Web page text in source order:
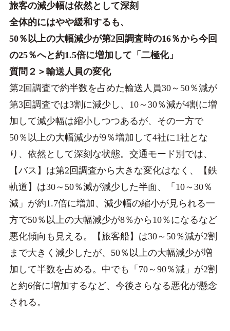
旅客の減少幅は依然として深刻
全体的にはやや緩和するも、
50％以上の大幅減少が第2回調査時の16％から今回
の25％へと約1.5倍に増加して「二極化」
質問２＞輸送人員の変化
第2回調査で約半数を占めた輸送人員30～50％減が
第3回調査では3割に減少し、10～30％減が4割に増
加して減少幅は縮小しつつあるが、その一方で
50％以上の大幅減少が9％増加して4社に1社とな
り、依然として深刻な状態。交通モード別では、
【バス】は第2回調査から大きな変化はなく、【鉄
軌道】は30～50％減が減少した半面、「10～30％
減」が約1.7倍に増加、減少幅の縮小が見られる一
方で50％以上の大幅減少が8％から10％になるなど
悪化傾向も見える。【旅客船】は30～50％減が2割
まで大きく減少したが、50％以上の大幅減少が増
加して半数を占める。中でも「70～90％減」が2割
と約6倍に増加するなど、今後さらなる悪化が懸念
される。